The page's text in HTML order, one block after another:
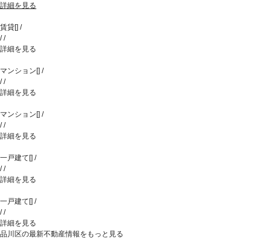
詳細を見る
賃貸[] /
//
詳細を見る
マンション [] /
//
詳細を見る
マンション [] /
//
詳細を見る
一戸建て [] /
//
詳細を見る
一戸建て [] /
//
詳細を見る
品川区の最新不動産情報をもっと見る